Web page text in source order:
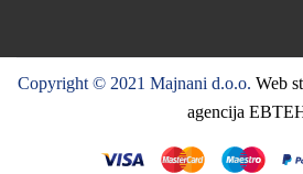
Copyright © 2021 Majnani d.o.o. Web
agencija